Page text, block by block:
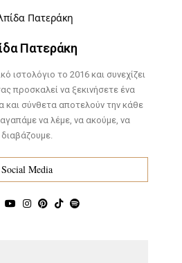
Πατεράκη
ιστολόγιο το 2016 και συνεχίζει
προσκαλεί να ξεκινήσετε ένα
και σύνθετα αποτελούν την κάθε
να λέμε, να ακούμε, να
διαβάζουμε.
Social Media